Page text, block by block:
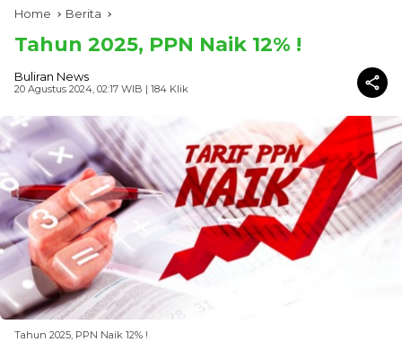
Home Berita
Tahun 2025, PPN Naik 12% !
Buliran News
20 Agustus 2024, 02:17 WIB | 184 Klik
Tahun 2025, PPN Naik 12% !